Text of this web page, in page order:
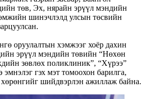
төв, Эх, нярайн эрүүл мэндийн
шинэчлэлд улсын төсвийн
оруулалтын хэмжээг хоёр дахин
эрүүл мэндийн төвийн “Нөхөн
зөвлөх поликлиник”, “Хүрээ”
гэх мэт томоохон барилга,
шийдвэрлэн ажиллаж байна.